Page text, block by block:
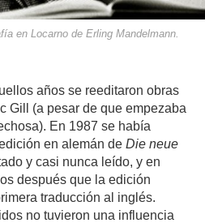
en Locarno de Erling Mandelmann.
años se reeditaron obras
Gill (a pesar de que empezaba
En 1987 se había
en alemán deDie neue
y casi nunca leído, y en
después que la edición
traducción al inglés.
no tuvieron una influencia